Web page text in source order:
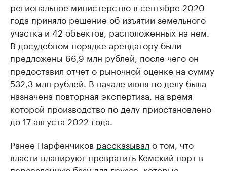
региональное министерство в сентябре 2020
года приняло решение об изъятии земельного
участка и 42 объектов, расположенных на нем.
В досудебном порядке арендатору были
предложены 66,9 млн рублей, после чего он
предоставил отчет о рыночной оценке на сумму
532,3 млн рублей. В начале июня по делу была
назначена повторная экспертиза, на время
которой производство по делу приостановлено
до 17 августа 2022 года.
Ранее Парфенчиков рассказывал о том, что
власти планируют превратить Кемский порт в